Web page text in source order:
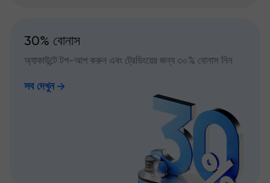
30% বোনাস
অ্যাকাউন্টে টপ-আপ করুন এবং ট্রেডিংয়ের জন্য ৩০% বোনাস নিন
সব দেখুন